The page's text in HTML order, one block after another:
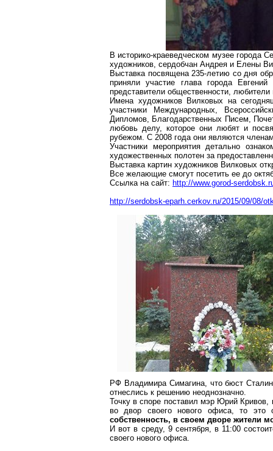
В историко-краеведческом музее города
художников, сердобчан Андрея и Елены
Выставка посвящена 235-летию со дня
приняли участие глава города
представители общественности,
Имена художников Вилковых на
участники Международных,
Дипломов, Благодарственных Писем,
любовь делу, которое они любят и
рубежом. С 2008 года они являются
Участники мероприятия детально
художественных полотен за
Выставка картин художников Вилковых
Все желающие смогут посетить ее до
Ссылка на сайт: http://www.gorod-
http://serdobsk-eparh.cerkov.ru/2015/09/08/
РФ Владимира Симагина, что бюст
отнеслись к решению неоднозначно.
Точку в споре поставил мэр Юрий
во двор своего нового офиса, то это
собственность, в своем дворе жители
И вот в среду, 9 сентября, в 11:00
своего нового офиса.